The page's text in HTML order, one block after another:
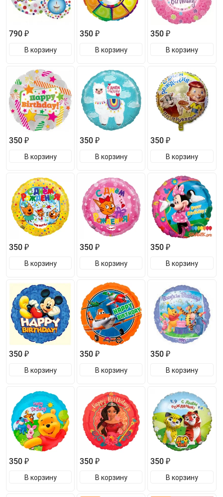
790 ₽
В корзину
350 ₽
В корзину
350 ₽
В корзину
350 ₽
В корзину
350 ₽
В корзину
350 ₽
В корзину
350 ₽
В корзину
350 ₽
В корзину
350 ₽
В корзину
350 ₽
В корзину
350 ₽
В корзину
350 ₽
В корзину
350 ₽
В корзину
350 ₽
В корзину
350 ₽
В корзину